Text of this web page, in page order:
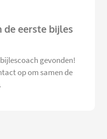
de eerste bijles
gevonden!
op om samen de